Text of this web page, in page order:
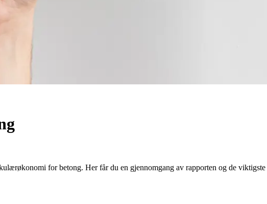
for betong. Her får du en gjennomgang av rapporten og de